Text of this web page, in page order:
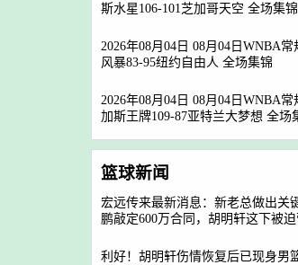
斯水星106-101芝加哥天空 全场集锦
2026年08月04日 08月04日WNBA常
风暴83-95纽约自由人 全场集锦
2026年08月04日 08月04日WNBA
加斯王牌109-87亚特兰大梦想 全场
篮球新闻
宏远传来最新消息：新老总做出关
鹏敲定600万合同，胡明轩这下被
利好！胡明轩伤情恢复后已现身男